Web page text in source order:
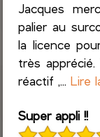
Jacques
palier au
la licence
très
réactif ,...Lire
Super appli !!